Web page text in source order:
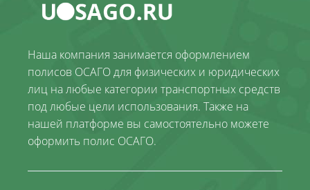
Наша компания занимается оформлением
полисов ОСАГО для физических и юридических
лиц на любые категории транспортных средств
под любые цели использования. Также на
нашей платформе вы самостоятельно можете
оформить полис ОСАГО.